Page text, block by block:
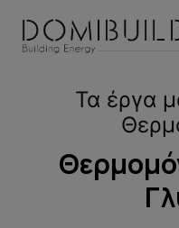
Τα έργα